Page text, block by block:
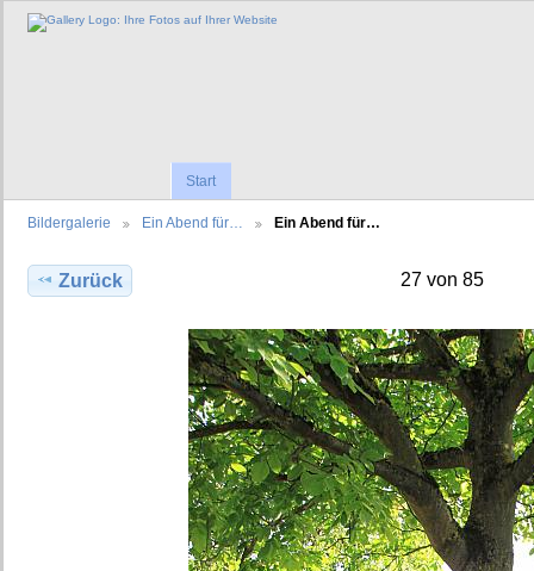
Start
Bildergalerie Ein Abend für… Ein Abend für…
Zurück 27 von 85